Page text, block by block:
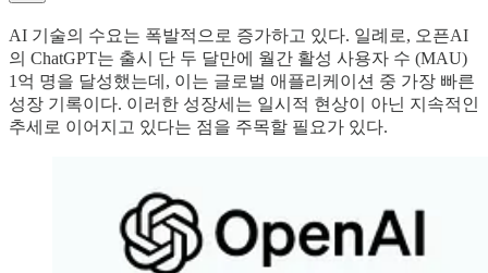
AI 기술의 수요는 폭발적으로 증가하고 있다. 일례로, 오픈AI
의 ChatGPT는 출시 단 두 달만에 월간 활성 사용자 수 (MAU)
1억 명을 달성했는데, 이는 글로벌 애플리케이션 중 가장 빠른
성장 기록이다. 이러한 성장세는 일시적 현상이 아닌 지속적인
추세로 이어지고 있다는 점을 주목할 필요가 있다.